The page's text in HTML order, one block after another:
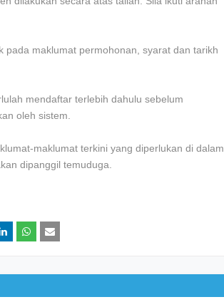
pada maklumat permohonan, syarat dan tarikh
mendaftar terlebih dahulu sebelum
oleh sistem.
maklumat terkini yang diperlukan di dalam
dipanggil temuduga.